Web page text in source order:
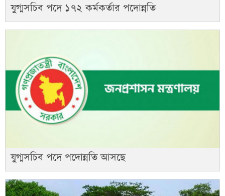
যুগ্মসচিব পদে ১৭২ কর্মকর্তার পদোন্নতি
যুগ্মসচিব পদে পদোন্নতি আসছে